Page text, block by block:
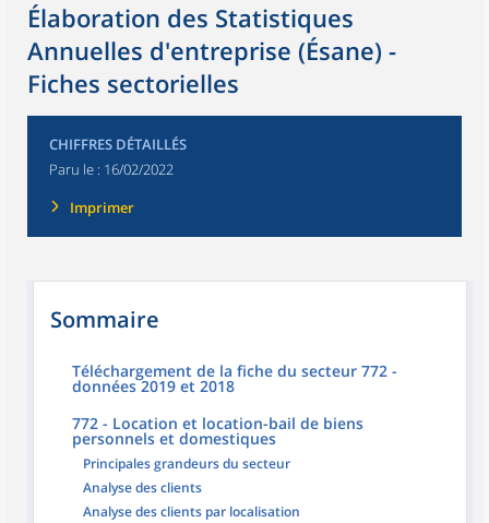
Élaboration des Statistiques
Annuelles d'entreprise (Ésane) -
Fiches sectorielles
CHIFFRES DÉTAILLÉS
Paru le : 16/02/2022
Imprimer
Sommaire
Téléchargement de la fiche du secteur 772 -
données 2019 et 2018
772 - Location et location-bail de biens
personnels et domestiques
Principales grandeurs du secteur
Analyse des clients
Analyse des clients par localisation